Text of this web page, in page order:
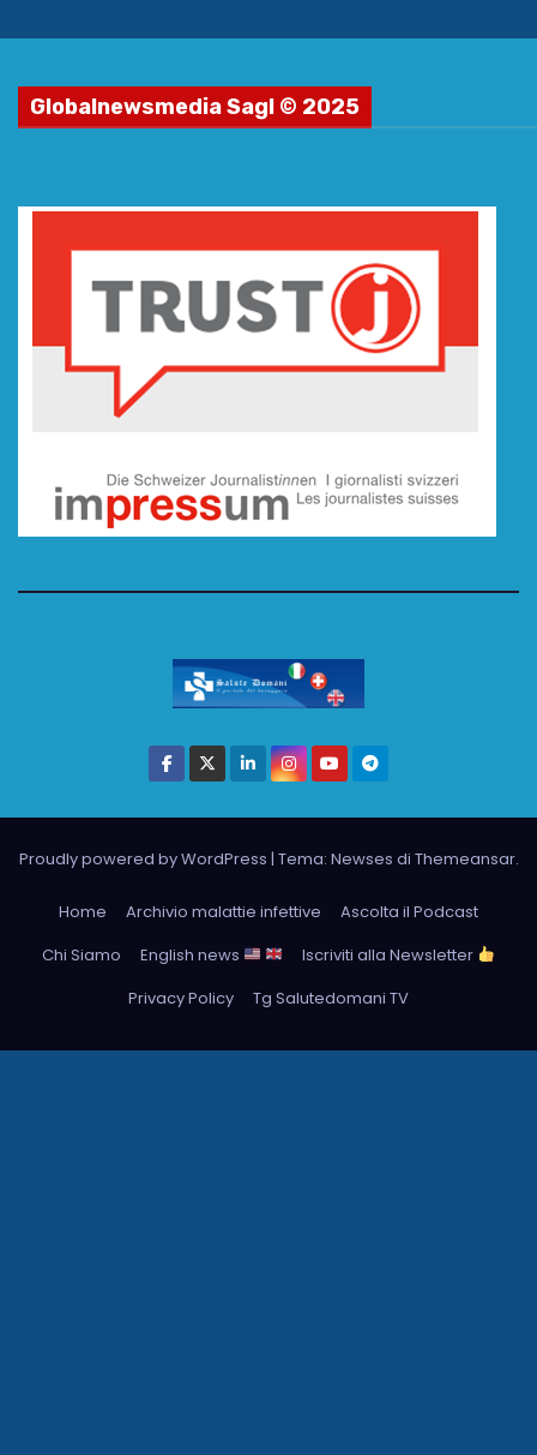
Globalnewsmedia Sagl © 2025
Proudly powered by WordPress | Tema: Newses di Themeansar.
Home Archivio malattie infettive
Ascolta il Podcast
Chi Siamo
English news
Iscriviti alla Newsletter
Privacy Policy
Tg Salutedomani TV